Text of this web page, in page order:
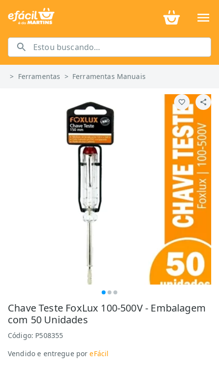
> Ferramentas > Ferramentas Manuais
Chave Teste FoxLux 100-500V - Embalagem
com 50 Unidades
Código: P508355
Vendido e entregue por eFácil